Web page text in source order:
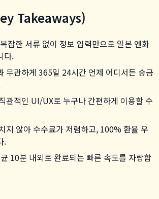
Takeaways)
잡한 서류 없이 정보 입력만으로 일본 엔화
다.
무관하게 365일 24시간 언제 어디서든 송금
관적인 UI/UX로 누구나 간편하게 이용할 수
지 않아 수수료가 저렴하고, 100% 환율 우
.
10분 내외로 완료되는 빠른 속도를 자랑합